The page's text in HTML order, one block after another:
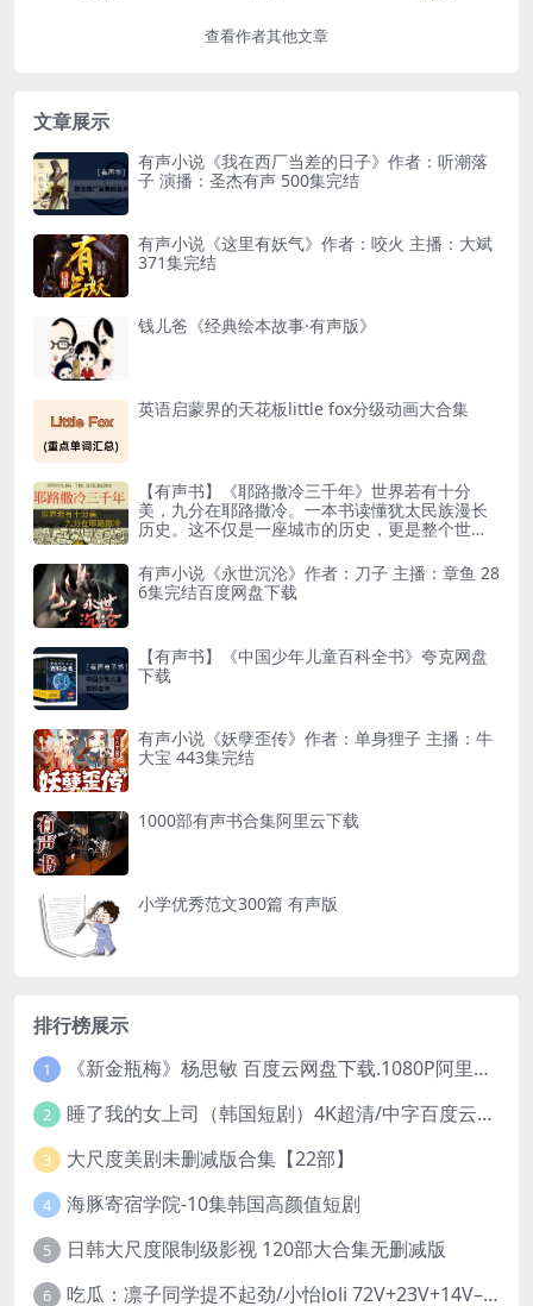
查看作者其他文章
文章展示
有声小说《我在西厂当差的日子》作者：听潮落
子 演播：圣杰有声 500集完结
有声小说《这里有妖气》作者：咬火 主播：大斌
371集完结
钱儿爸《经典绘本故事·有声版》
英语启蒙界的天花板little fox分级动画大合集
【有声书】《耶路撒冷三千年》世界若有十分
美，九分在耶路撒冷。一本书读懂犹太民族漫长
历史。这不仅是一座城市的历史，更是整个世界
有声小说《永世沉沦》作者：刀子 主播：章鱼 28
6集完结百度网盘下载
【有声书】《中国少年儿童百科全书》夸克网盘
下载
有声小说《妖孽歪传》作者：单身狸子 主播：牛
大宝 443集完结
1000部有声书合集阿里云下载
小学优秀范文300篇 有声版
排行榜展示
1 《新金瓶梅》杨思敏 百度云网盘下载.1080P阿里下载.国语中字.(1996)
2 睡了我的女上司（韩国短剧）4K超清/中字百度云网盘下载
3 大尺度美剧未删减版合集【22部】
4 海豚寄宿学院-10集韩国高颜值短剧
5 日韩大尺度限制级影视 120部大合集无删减版
6 吃瓜：凛子同学提不起劲/小怡loli 72V+23V+14V–24.02GB】